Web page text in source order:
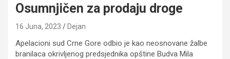
Osumnjičen za prodaju droge
16 Juna, 2023 Dejan
Apelacioni sud Crne Gore odbio je kao neosnovane žalbe
branilaca okrivljenog predsjednika opštine Budva Mila